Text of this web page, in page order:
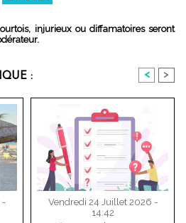
injurieux ou diffamatoires seront
: < >
-
Vendredi 24 Juillet 2026 -
14:42